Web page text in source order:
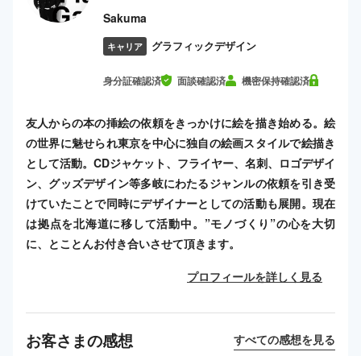
Sakuma
キャリア グラフィックデザイン
身分証確認済 面談確認済 機密保持確認済
友人からの本の挿絵の依頼をきっかけに絵を描き始める。絵
の世界に魅せられ東京を中心に独自の絵画スタイルで絵描き
として活動。CDジャケット、フライヤー、名刺、ロゴデザイ
ン、グッズデザイン等多岐にわたるジャンルの依頼を引き受
けていたことで同時にデザイナーとしての活動も展開。現在
は拠点を北海道に移して活動中。”モノづくり”の心を大切
に、とことんお付き合いさせて頂きます。
プロフィールを詳しく見る
お客さまの感想 すべての感想を見る